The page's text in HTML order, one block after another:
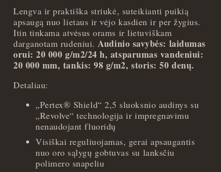
Lengva ir praktiška striukė, suteikianti puikią
apsaugą nuo lietaus ir vėjo kasdien ir per žygius.
Itin tinkama atvėsus orams ir lietuviškam
darganotam rudeniui.Audinio savybės: laidumas
orui: 20 000 g/m2/24 h, atsparumas vandeniui:
20 000 mm, tankis: 98 g/m2, storis: 50 denų.
Detaliau:
„Pertex® Shield“ 2,5 sluoksnio audinys su
„Revolve“ technologija ir impregnavimu
nenaudojant fluoridų
Visiškai reguliuojamas, gerai apsaugantis
nuo oro sąlygų gobtuvas su lanksčiu
polimero snapeliu